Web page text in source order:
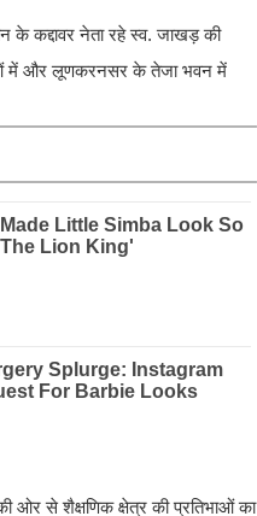
के कद्दावर नेता रहे स्व. जाखड़ की
में और लूणकरनसर के तेजा भवन में
ओर से शैक्षणिक क्षेत्र की प्रतिभाओं का